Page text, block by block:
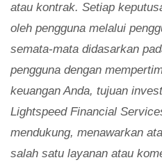
atau kontrak. Setiap
oleh pengguna melalui
semata-mata didasarkan
pengguna dengan
keuangan Anda, tujuan
Lightspeed Financial
mendukung, menawarkan
salah satu layanan atau